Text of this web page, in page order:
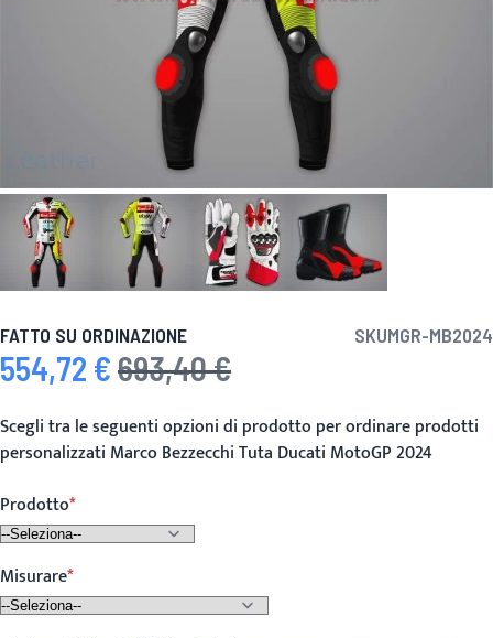
FATTO SU ORDINAZIONE SKUMGR-MB2024
Prezzo speciale
554,72 € Prezzo predefinito
693,40 €
Scegli tra le seguenti opzioni di prodotto per ordinare prodotti
personalizzati Marco Bezzecchi Tuta Ducati MotoGP 2024
Prodotto
Misurare